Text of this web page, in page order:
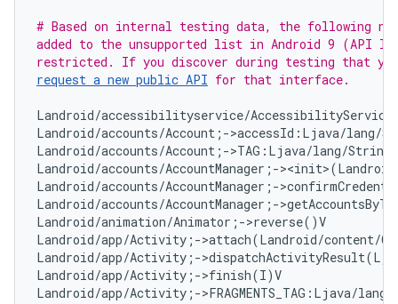
# Based on internal testing data, the following
added to the unsupported list in Android 9 (API
request a new public API for that interface.